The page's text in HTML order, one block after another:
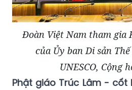
Đoàn Việt Nam tham gia
của Ủy ban Di sản
UNESCO, Cộng
Phật giáo Trúc Lâm -